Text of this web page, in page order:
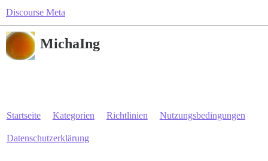
Discourse Meta
MichaIng
Startseite Kategorien Richtlinien Nutzungsbedingungen
Datenschutzerklärung